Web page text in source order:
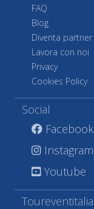
FAQ
Blog
Diventa partner
Lavora con noi
Privacy
Cookies Policy
Social
Facebook
Instagram
Youtube